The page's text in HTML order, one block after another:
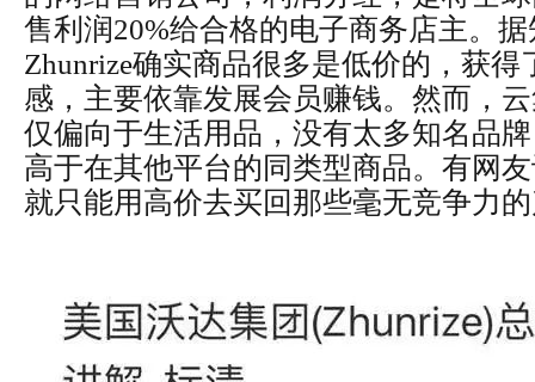
售利润20%给合格的电子商务店主。
Zhunrize确实商品很多是低价的，获得
感，主要依靠发展会员赚钱。然而，
仅偏向于生活用品，没有太多知名品
高于在其他平台的同类型商品。有网
就只能用高价去买回那些毫无竞争力